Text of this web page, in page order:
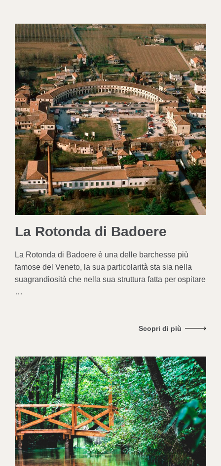
La Rotonda di Badoere
La Rotonda di Badoere è una delle barchesse più
famose del Veneto, la sua particolarità sta sia nella
suagrandiosità che nella sua struttura fatta per ospitare
…
Scopri di più